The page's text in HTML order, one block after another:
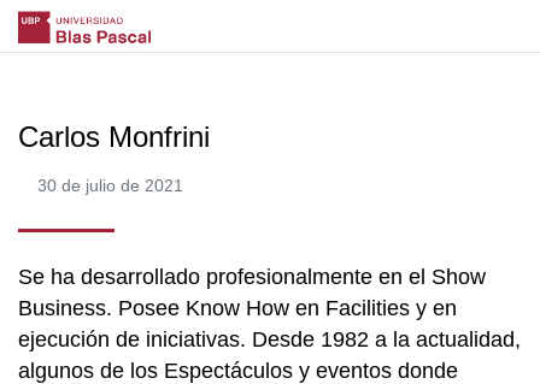
Carlos Monfrini
30 de julio de 2021
Se ha desarrollado profesionalmente en el Show
Business. Posee Know How en Facilities y en
ejecución de iniciativas. Desde 1982 a la actualidad,
algunos de los Espectáculos y eventos donde